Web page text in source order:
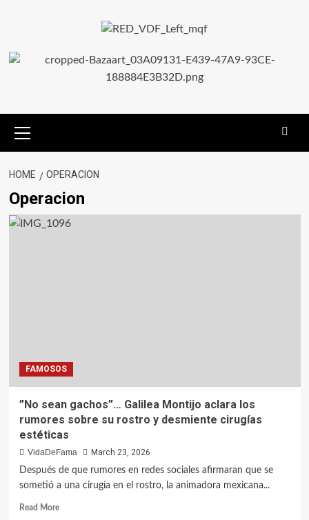
HOME OPERACION
Operacion
FAMOSOS
”No sean gachos”… Galilea Montijo aclara los
rumores sobre su rostro y desmiente cirugías
estéticas
VidaDeFama
March 23, 2026
Después de que rumores en redes sociales afirmaran que se
sometió a una cirugía en el rostro, la animadora mexicana...
Read More